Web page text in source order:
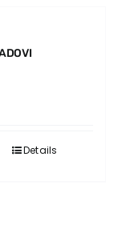
Details